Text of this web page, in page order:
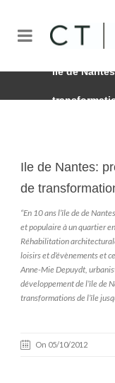
Ile de
Ile de Nantes:
de
“En 10 ans l’île de de
et populaire à un quartier
Réhabilitation
loisirs et d’évènements et
Anne-Mie Depuydt,
développement de l’île de
transformations de l’île
On 05/10/2012